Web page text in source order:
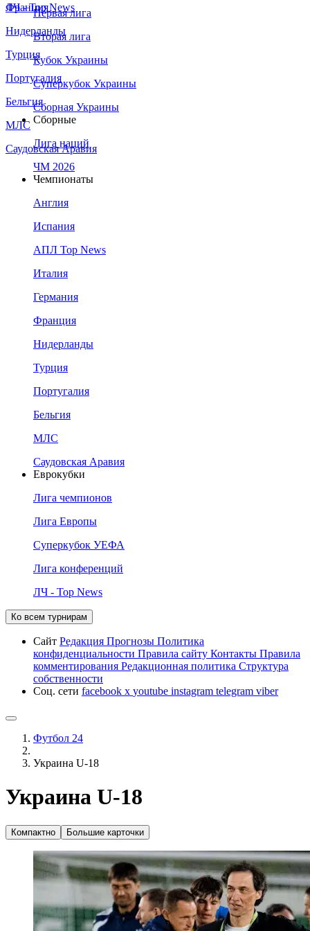
Франция
Нидерланды
Турция
Португалия
Бельгия
МЛС
Саудовская Аравия
ЛЧ - Top News
Первая лига
Вторая лига
Кубок Украины
Суперкубок Украины
Сборная Украины
Сборные
Лига наций
ЧМ 2026
Чемпионаты
Англия
Испания
АПЛ Top News
Италия
Германия
Франция
Нидерланды
Турция
Португалия
Бельгия
МЛС
Саудовская Аравия
Еврокубки
Лига чемпионов
Лига Европы
Суперкубок УЕФА
Лига конференций
ЛЧ - Top News
Ко всем турнирам
Сайт Редакция Прогнозы Политика
конфиденциальности Правила сайту Контакты Правила
комментирования Редакционная политика Структура
собственности
Соц. сети facebook x youtube instagram telegram viber
Футбол 24
Украина U-18
Украина U-18
Компактно Большие карточки